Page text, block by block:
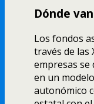
Dónde
Los fondos
través de las
empresas se
en un
autonómico